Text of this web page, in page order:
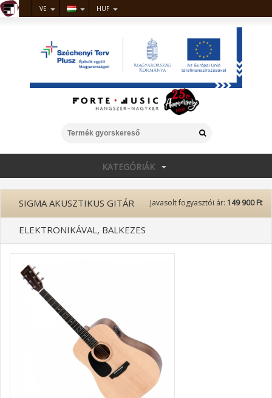
VE HUF
KATEGÓRIÁK
Javasolt fogyasztói ár: 149 900 Ft
SIGMA AKUSZTIKUS GITÁR
ELEKTRONIKÁVAL, BALKEZES